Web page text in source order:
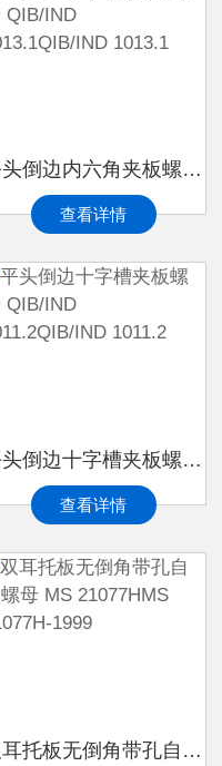
平头倒边内六角夹板螺母 QIB/IND 1013.1QIB/IND 1013.1
查看详情
平头倒边十字槽夹板螺母 QIB/IND 1011.2QIB/IND 1011.2
查看详情
双耳托板无倒角带孔自锁螺母 MS 21077HMS 21077H-1999